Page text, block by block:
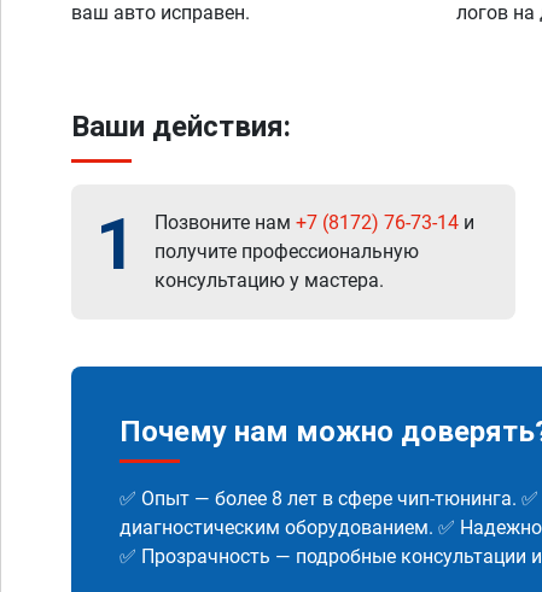
ваш авто исправен.
логов на
Ваши действия:
1 Позвоните нам +7 (8172) 76-73-14 и
получите профессиональную
консультацию у мастера.
Почему нам можно
✅ Опыт — более 8 лет в сфере чип-тюнинга.
диагностическим оборудованием. ✅
✅ Прозрачность — подробные консультации